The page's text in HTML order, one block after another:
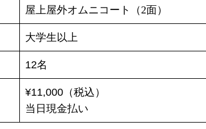
屋上屋外オムニコート（2面）
大学生以上
12名
¥11,000（税込）
当日現金払い